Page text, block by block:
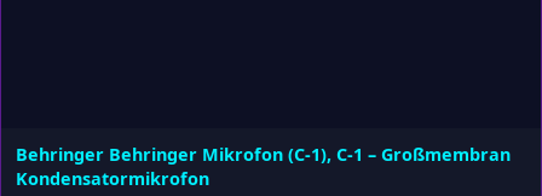
Behringer Behringer Mikrofon (C-1), C-1 – Großmembran
Kondensatormikrofon